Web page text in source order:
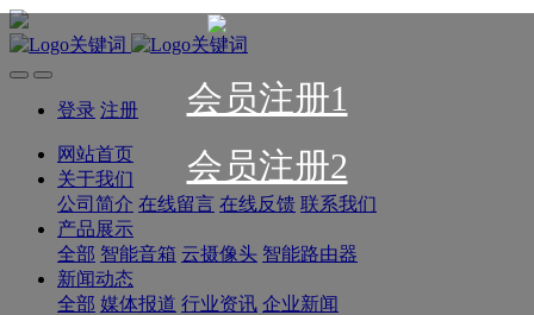
会员注册1
会员注册2
登录 注册
网站首页
关于我们
公司简介 在线留言 在线反馈 联系我们
产品展示
全部 智能音箱 云摄像头 智能路由器
新闻动态
全部 媒体报道 行业资讯 企业新闻